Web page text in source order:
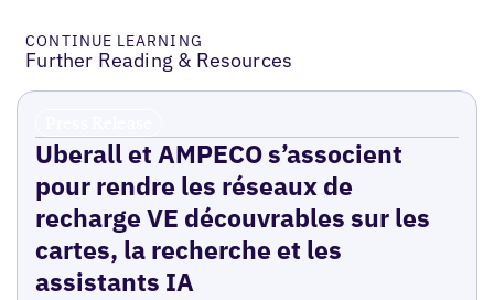
CONTINUE LEARNING
Further Reading & Resources
Uberall et AMPECO s’associent
pour rendre les réseaux de
recharge VE découvrables sur les
cartes, la recherche et les
assistants IA